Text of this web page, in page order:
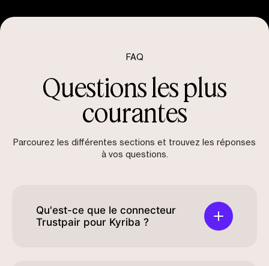
FAQ
Questions les plus
courantes
Parcourez les différentes sections et trouvez les réponses
à vos questions.
Qu'est-ce que le connecteur
Trustpair pour Kyriba ?